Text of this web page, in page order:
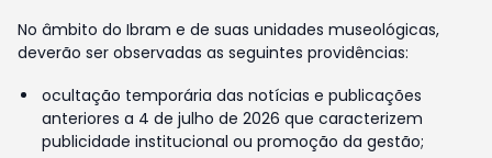
No âmbito do Ibram e de suas unidades museológicas,
deverão ser observadas as seguintes providências:
ocultação temporária das notícias e publicações
anteriores a 4 de julho de 2026 que caracterizem
publicidade institucional ou promoção da gestão;